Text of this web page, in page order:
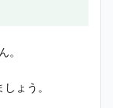
。
ょう。